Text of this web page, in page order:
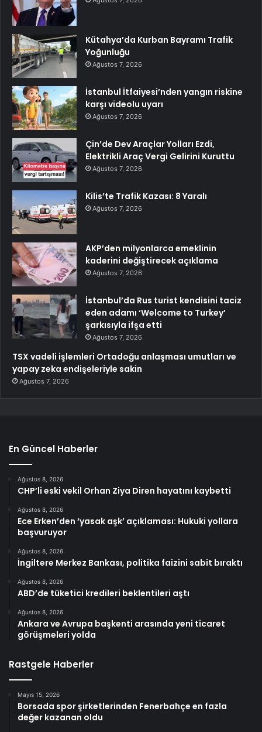
Kütahya’da Kurban Bayramı Trafik
Yoğunluğu
Ağustos 7, 2026
İstanbul İtfaiyesi’nden yangın riskine
karşı videolu uyarı
Ağustos 7, 2026
Çin’de Dev Araçlar Yolları Ezdi,
Elektrikli Araç Vergi Gelirini Kuruttu
Ağustos 7, 2026
Kilis’te Trafik Kazası: 8 Yaralı
Ağustos 7, 2026
AKP’den milyonlarca emeklinin
kaderini değiştirecek açıklama
Ağustos 7, 2026
İstanbul’da Rus turist kendisini taciz
eden adamı ‘Welcome to Turkey’
şarkısıyla ifşa etti
Ağustos 7, 2026
TSX vadeli işlemleri Ortadoğu anlaşması umutları ve
yapay zeka endişeleriyle sakin
Ağustos 7, 2026
En Güncel Haberler
Ağustos 8, 2026
CHP’li eski vekil Orhan Ziya Diren hayatını kaybetti
Ağustos 8, 2026
Ece Erken’den ‘yasak aşk’ açıklaması: Hukuki yollara
başvuruyor
Ağustos 8, 2026
İngiltere Merkez Bankası, politika faizini sabit bıraktı
Ağustos 8, 2026
ABD’de tüketici kredileri beklentileri aştı
Ağustos 8, 2026
Ankara ve Avrupa başkenti arasında yeni ticaret
görüşmeleri yolda
Rastgele Haberler
Mayıs 15, 2026
Borsada spor şirketlerinden Fenerbahçe en fazla
değer kazanan oldu